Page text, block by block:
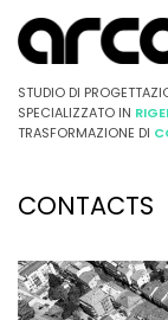
STUDIO DI
SPECIALIZZATO IN
TRASFORMAZIONE DI
CONTACTS